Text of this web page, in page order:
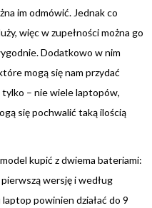
im odmówić. Jednak co
więc w zupełności można go
Dodatkowo w nim
mogą się nam przydać
tylko – nie wiele laptopów,
się pochwalić taką ilością
kupić z dwiema bateriami:
wersję i według
powinien działać do 9